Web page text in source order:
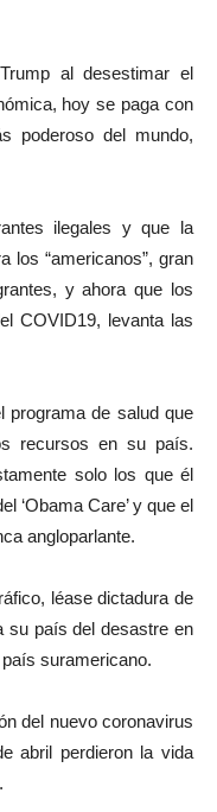
al desestimar el
hoy se paga con
poderoso del mundo,
ilegales y que la
los “americanos”, gran
y ahora que los
COVID19, levanta las
programa de salud que
recursos en su país.
solo los que él
‘Obama Care’ y que el
angloparlante.
léase dictadura de
su país del desastre en
suramericano.
del nuevo coronavirus
abril perdieron la vida